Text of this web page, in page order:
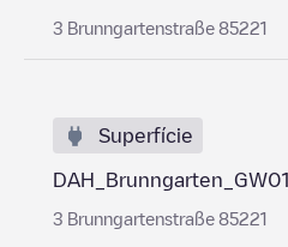
3 Brunngartenstraße 85221
Superfície
DAH_Brunngarten_GW01
3 Brunngartenstraße 85221